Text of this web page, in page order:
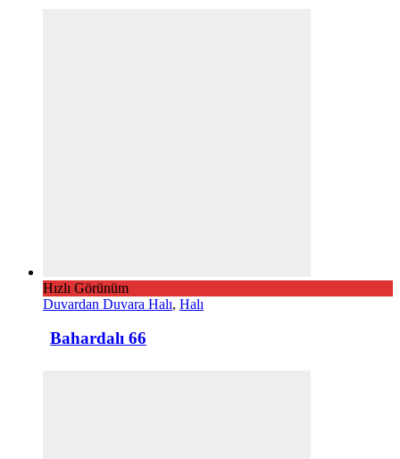
Hızlı Görünüm
Duvardan Duvara Halı, Halı
Bahardalı 66